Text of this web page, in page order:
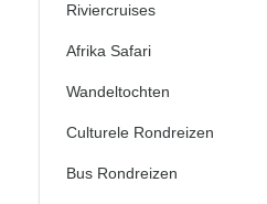
Riviercruises
Afrika Safari
Wandeltochten
Culturele Rondreizen
Bus Rondreizen